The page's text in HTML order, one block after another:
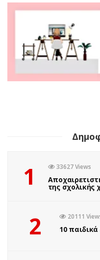
1 33627 Views
της σχολικής
2 20111
10